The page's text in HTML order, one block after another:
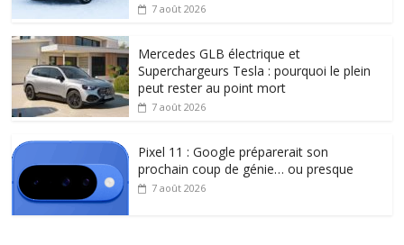
7 août 2026
Mercedes GLB électrique et
Superchargeurs Tesla : pourquoi le plein
peut rester au point mort
7 août 2026
Pixel 11 : Google préparerait son
prochain coup de génie… ou presque
7 août 2026